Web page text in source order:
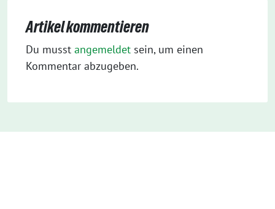
Artikel kommentieren
Du musst angemeldet sein, um einen
Kommentar abzugeben.